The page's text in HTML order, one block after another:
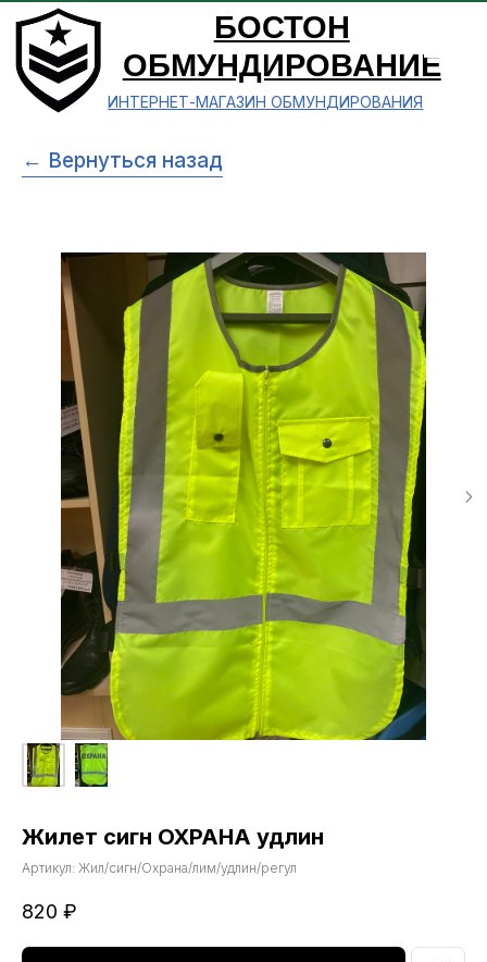
БОСТОН
ОБМУНДИРОВАНИЕ
ИНТЕРНЕТ-МАГАЗИН ОБМУНДИРОВАНИЯ
← Вернуться назад
Жилет сигн ОХРАНА удлин
Артикул: Жил/сигн/Охрана/лим/удлин/регул
820 ₽